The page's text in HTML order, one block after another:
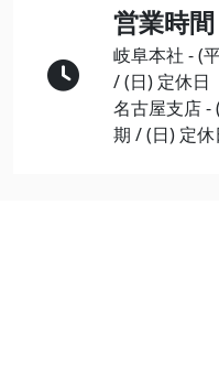
営業時間
岐阜本社 - (
/ (日) 定休日
名古屋支店 -
期 / (日) 定休